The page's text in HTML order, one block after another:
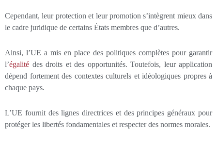
Cependant, leur protection et leur promotion s’intègrent mieux dans
le cadre juridique de certains États membres que d’autres.
Ainsi, l’UE a mis en place des politiques complètes pour garantir
l’égalité des droits et des opportunités. Toutefois, leur application
dépend fortement des contextes culturels et idéologiques propres à
chaque pays.
L’UE fournit des lignes directrices et des principes généraux pour
protéger les libertés fondamentales et respecter des normes morales.